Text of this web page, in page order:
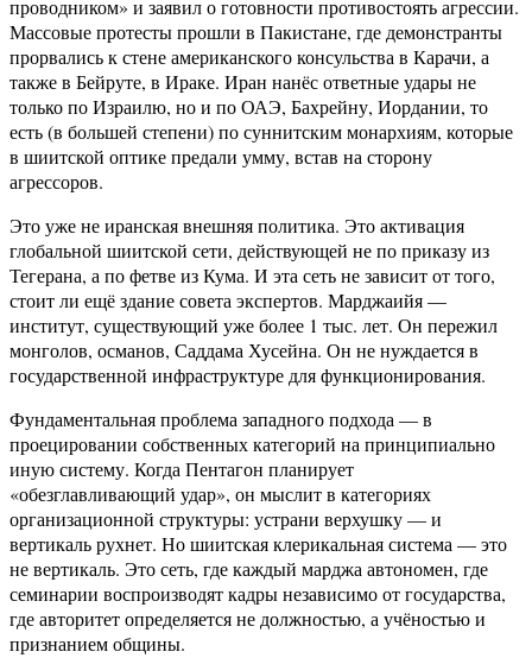
проводником» и заявил о готовности противостоять агрессии.
Массовые протесты прошли в Пакистане, где демонстранты
прорвались к стене американского консульства в Карачи, а
также в Бейруте, в Ираке. Иран нанёс ответные удары не
только по Израилю, но и по ОАЭ, Бахрейну, Иордании, то
есть (в большей степени) по суннитским монархиям, которые
в шиитской оптике предали умму, встав на сторону
агрессоров.
Это уже не иранская внешняя политика. Это активация
глобальной шиитской сети, действующей не по приказу из
Тегерана, а по фетве из Кума. И эта сеть не зависит от того,
стоит ли ещё здание совета экспертов. Марджаийя —
институт, существующий уже более 1 тыс. лет. Он пережил
монголов, османов, Саддама Хусейна. Он не нуждается в
государственной инфраструктуре для функционирования.
Фундаментальная проблема западного подхода — в
проецировании собственных категорий на принципиально
иную систему. Когда Пентагон планирует
«обезглавливающий удар», он мыслит в категориях
организационной структуры: устрани верхушку — и
вертикаль рухнет. Но шиитская клерикальная система — это
не вертикаль. Это сеть, где каждый марджа автономен, где
семинарии воспроизводят кадры независимо от государства,
где авторитет определяется не должностью, а учёностью и
признанием общины.